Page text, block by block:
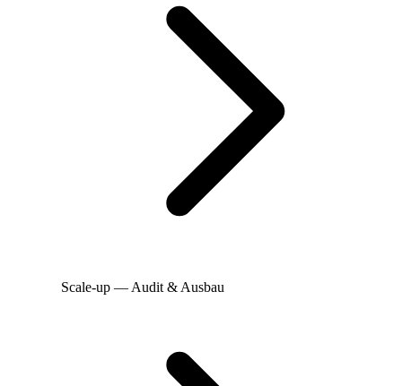
Scale-up — Audit & Ausbau